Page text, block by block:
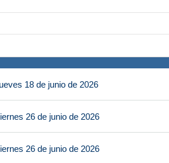
18 de junio de 2026
26 de junio de 2026
26 de junio de 2026